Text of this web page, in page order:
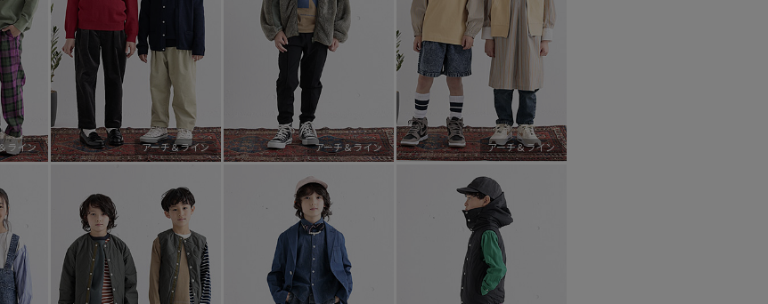
ライン アーチ＆ライン アーチ＆ライン アーチ＆ライン